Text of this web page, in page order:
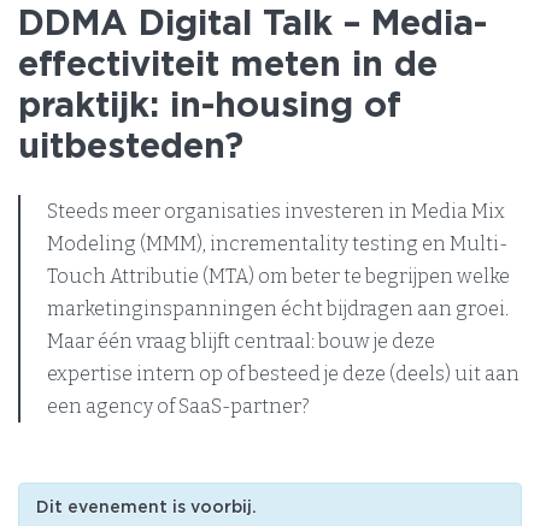
DDMA Digital Talk – Media-
effectiviteit meten in de
praktijk: in-housing of
uitbesteden?
Steeds meer organisaties investeren in Media Mix
Modeling (MMM), incrementality testing en Multi-
Touch Attributie (MTA) om beter te begrijpen welke
marketinginspanningen écht bijdragen aan groei.
Maar één vraag blijft centraal: bouw je deze
expertise intern op of besteed je deze (deels) uit aan
een agency of SaaS-partner?
Dit evenement is voorbij.